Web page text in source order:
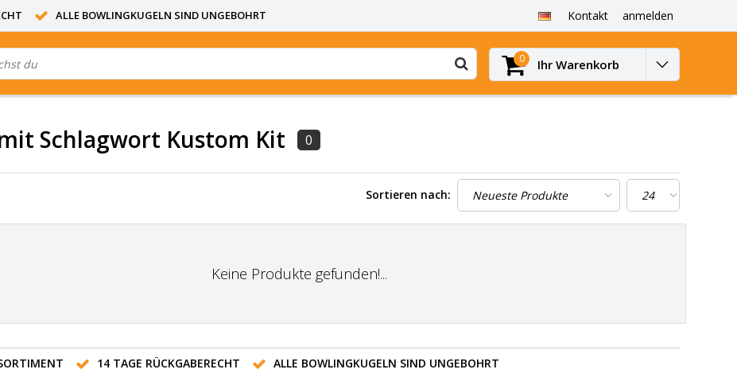
ALLE BOWLINGKUGELN SIND UNGEBOHRT Kontakt anmelden
0 Ihr Warenkorb
Schlagwort Kustom Kit 0
Sortieren nach:
Keine Produkte gefunden!...
14 TAGE RÜCKGABERECHT ALLE BOWLINGKUGELN SIND UNGEBOHRT